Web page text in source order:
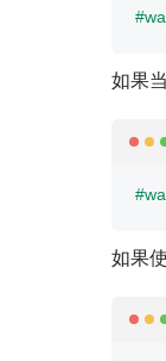
如果
如果